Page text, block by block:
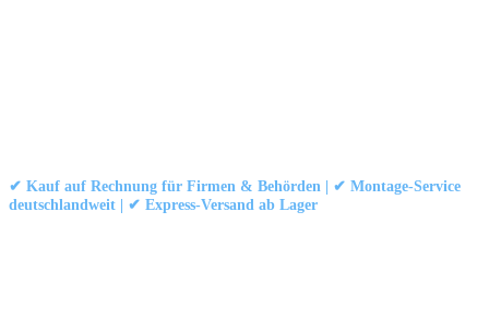
✔ Kauf auf Rechnung für Firmen & Behörden | ✔ Montage-Service
deutschlandweit | ✔ Express-Versand ab Lager